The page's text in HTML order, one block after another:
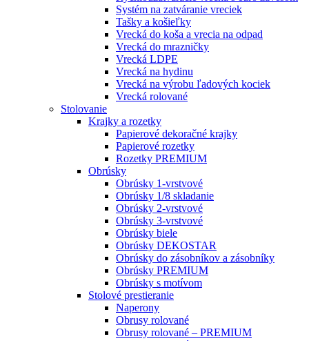
Systém na zatváranie vreciek
Tašky a košieľky
Vrecká do koša a vrecia na odpad
Vrecká do mrazničky
Vrecká LDPE
Vrecká na hydinu
Vrecká na výrobu ľadových kociek
Vrecká rolované
Stolovanie
Krajky a rozetky
Papierové dekoračné krajky
Papierové rozetky
Rozetky PREMIUM
Obrúsky
Obrúsky 1-vrstvové
Obrúsky 1/8 skladanie
Obrúsky 2-vrstvové
Obrúsky 3-vrstvové
Obrúsky biele
Obrúsky DEKOSTAR
Obrúsky do zásobníkov a zásobníky
Obrúsky PREMIUM
Obrúsky s motívom
Stolové prestieranie
Naperony
Obrusy rolované
Obrusy rolované – PREMIUM